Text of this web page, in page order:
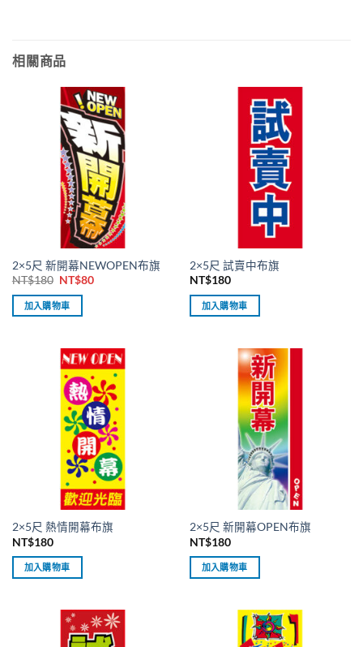
相關商品
2×5尺 新開幕NEWOPEN布旗
NT$180 原
價
格：
NT$80目
加入購物車
2×5尺 試賣中布旗
NT$180
加入購物車
2×5尺 熱情開幕布旗
NT$180
加入購物車
2×5尺 新開幕OPEN布旗
NT$180
加入購物車